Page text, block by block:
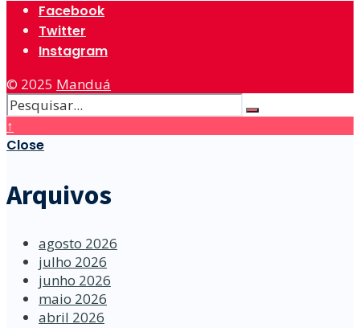
Facebook
Twitter
Instagram
© 2025 Manduá
↑
Close
Arquivos
agosto 2026
julho 2026
junho 2026
maio 2026
abril 2026